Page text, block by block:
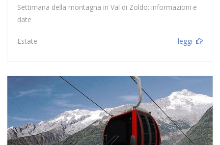
Settimana della montagna in Val di Zoldo: informazioni e
date
Estate leggi